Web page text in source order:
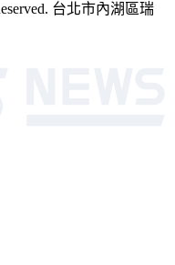
台北市內湖區瑞